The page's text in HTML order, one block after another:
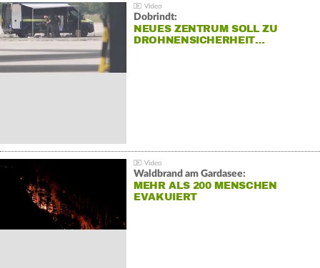
Dobrindt:
NEUES ZENTRUM SOLL ZU
DROHNENSICHERHEIT…
Waldbrand am Gardasee:
MEHR ALS 200 MENSCHEN
EVAKUIERT